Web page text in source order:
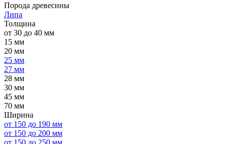
Порода древесины
Липа
Толщина
от 30 до 40 мм
15 мм
20 мм
25 мм
27 мм
28 мм
30 мм
45 мм
70 мм
Ширина
от 150 до 190 мм
от 150 до 200 мм
от 150 до 250 мм